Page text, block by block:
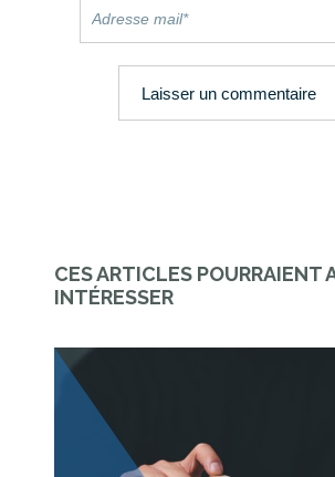
CES ARTICLES POURRAIENT
INTÉRESSER